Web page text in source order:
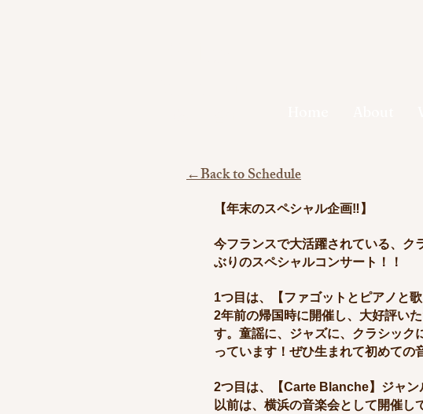
←Back to Schedule
【年末のスペシャル企画‼️】
今フランスで大活躍されている、ク
ぶりのスペシャルコンサート！！
1つ目は、【ファゴットとピアノと
2年前の帰国時に開催し、大好評い
す。童謡に、ジャズに、クラシック
っています！ぜひ生まれて初めて
2つ目は、【Carte Blanche】ジャン
以前は、横浜の音楽会として開催し